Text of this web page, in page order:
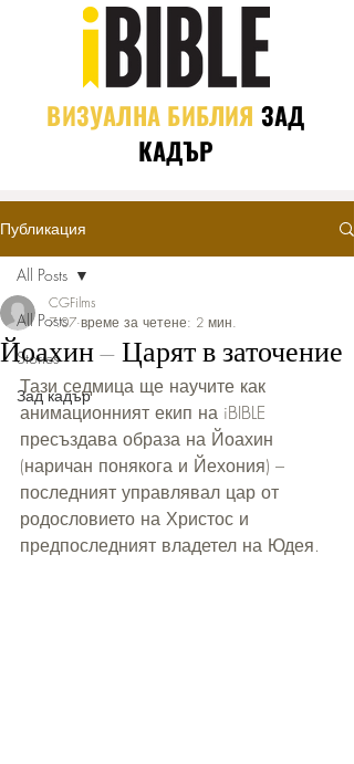
ВИЗУАЛНА БИБЛИЯ ЗАД
КАДЪР
Публикация
All Posts
Stories
Зад кадър
All Posts
Йоахин – Царят в заточение
CGFilms
7.07 време за четене: 2 мин.
Тази седмица ще научите как
анимационният екип на iBIBLE
пресъздава образа на Йоахин
(наричан понякога и Йехония) –
последният управлявал цар от
родословието на Христос и
предпоследният владетел на Юдея.